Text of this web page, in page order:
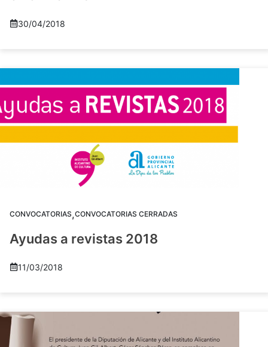
30/04/2018
CONVOCATORIAS,CONVOCATORIAS CERRADAS
Ayudas a revistas 2018
11/03/2018